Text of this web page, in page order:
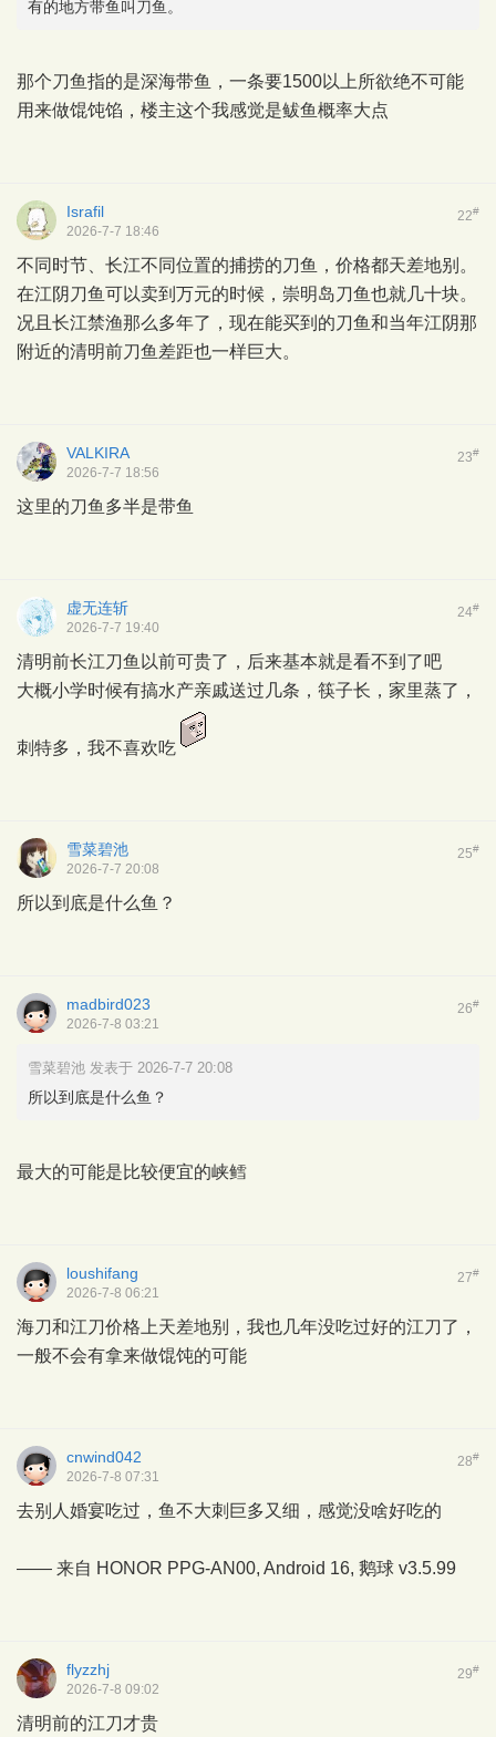
有的地方带鱼叫刀鱼。
那个刀鱼指的是深海带鱼，一条要1500以上所欲绝不可能
用来做馄饨馅，楼主这个我感觉是鲅鱼概率大点
22#
Israfil
2026-7-7 18:46
不同时节、长江不同位置的捕捞的刀鱼，价格都天差地别。
在江阴刀鱼可以卖到万元的时候，崇明岛刀鱼也就几十块。
况且长江禁渔那么多年了，现在能买到的刀鱼和当年江阴那
附近的清明前刀鱼差距也一样巨大。
23#
VALKIRA
2026-7-7 18:56
这里的刀鱼多半是带鱼
24#
虚无连斩
2026-7-7 19:40
清明前长江刀鱼以前可贵了，后来基本就是看不到了吧
大概小学时候有搞水产亲戚送过几条，筷子长，家里蒸了，
刺特多，我不喜欢吃
25#
雪菜碧池
2026-7-7 20:08
所以到底是什么鱼？
26#
madbird023
2026-7-8 03:21
雪菜碧池 发表于 2026-7-7 20:08
所以到底是什么鱼？
最大的可能是比较便宜的峡鳕
27#
loushifang
2026-7-8 06:21
海刀和江刀价格上天差地别，我也几年没吃过好的江刀了，
一般不会有拿来做馄饨的可能
28#
cnwind042
2026-7-8 07:31
去别人婚宴吃过，鱼不大刺巨多又细，感觉没啥好吃的
—— 来自 HONOR PPG-AN00, Android 16, 鹅球 v3.5.99
29#
flyzzhj
2026-7-8 09:02
清明前的江刀才贵